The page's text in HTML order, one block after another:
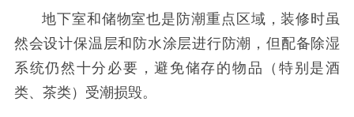
地下室和储物室也是防潮重点区域，装修时虽
然会设计保温层和防水涂层进行防潮，但配备除湿
系统仍然十分必要，避免储存的物品（特别是酒
类、茶类）受潮损毁。